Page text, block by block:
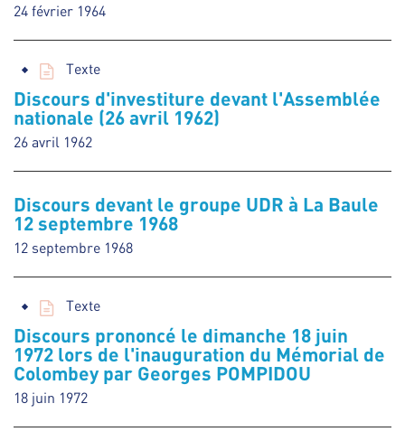
24 février 1964
Texte
Discours d'investiture devant l'Assemblée
nationale (26 avril 1962)
26 avril 1962
Discours devant le groupe UDR à La Baule
12 septembre 1968
12 septembre 1968
Texte
Discours prononcé le dimanche 18 juin
1972 lors de l'inauguration du Mémorial de
Colombey par Georges POMPIDOU
18 juin 1972